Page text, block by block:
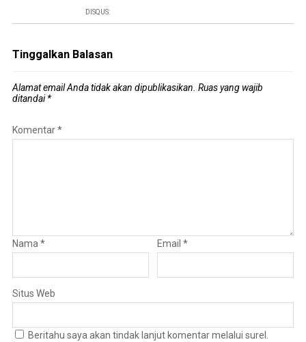
DISQUS:
Tinggalkan Balasan
Alamat email Anda tidak akan dipublikasikan. Ruas yang wajib
ditandai*
Komentar*
Nama * Email*
Situs Web
Beritahu saya akan tindak lanjut komentar melalui surel.